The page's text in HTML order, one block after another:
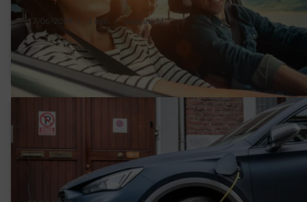
17/06/2024 1 min. Suzanne M.
Dessine-moi ton premier voyage en voiture
électrique !